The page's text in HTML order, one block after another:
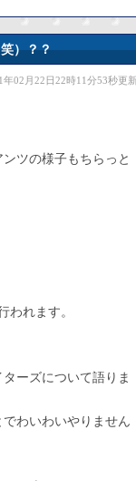
）？？
年02月22日22時11分53秒更新
ツの様子もちらっと
われます。
ーズについて語りま
わいわいやりません